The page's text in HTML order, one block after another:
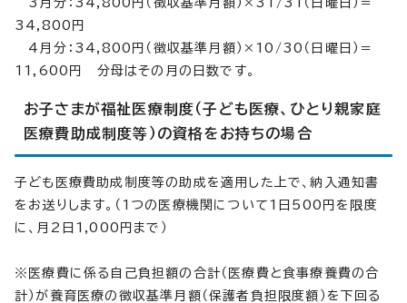
3月分：34,800円（徴収基準月額）×31/31（日曜日）＝
34,800円
4月分：34,800円（徴収基準月額）×10/30（日曜日）＝
11,600円 分母はその月の日数です。
お子さまが福祉医療制度（子ども医療、ひとり親家庭
医療費助成制度等）の資格をお持ちの場合
子ども医療費助成制度等の助成を適用した上で、納入通知書
をお送りします。（1つの医療機関について1日500円を限度
に、月2日1,000円まで）
※医療費に係る自己負担額の合計（医療費と食事療養費の合
計）が養育医療の徴収基準月額（保護者負担限度額）を下回る